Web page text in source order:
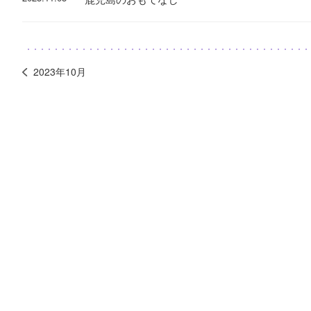
2023年10月